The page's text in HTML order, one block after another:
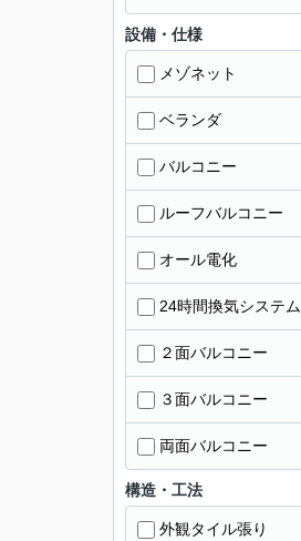
設備・仕様
メゾネット
ベランダ
バルコニー
ルーフバルコニー
オール電化
24時間換気システム
２面バルコニー
３面バルコニー
両面バルコニー
構造・工法
外観タイル張り